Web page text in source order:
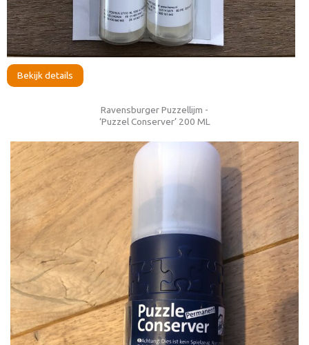
Bekijk details
Ravensburger Puzzellijm -
‘Puzzel Conserver’ 200 ML